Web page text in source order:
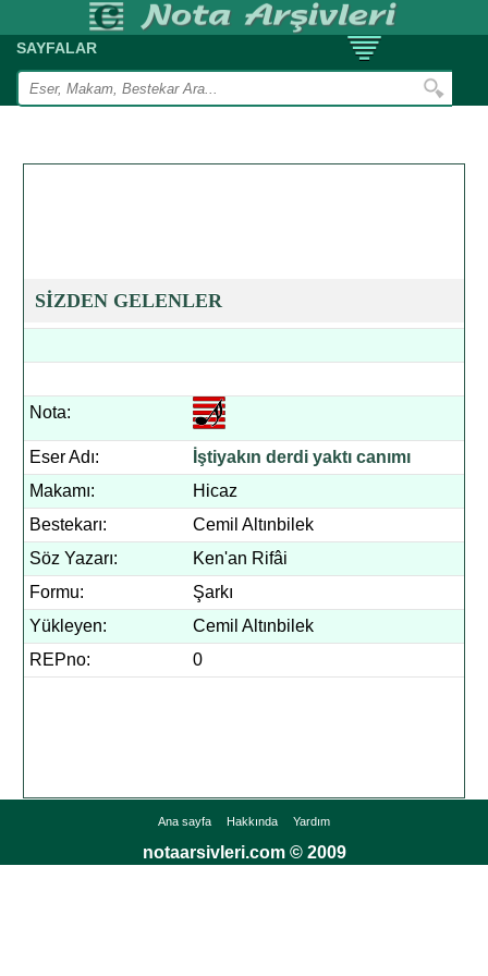
SAYFALAR
SİZDEN GELENLER
Nota:
Eser Adı:
İştiyakın derdi yaktı canımı
Makamı:
Hicaz
Bestekarı:
Cemil Altınbilek
Söz Yazarı:
Ken'an Rifâi
Formu:
Şarkı
Yükleyen:
Cemil Altınbilek
REPno:
0
Ana sayfa Hakkında Yardım
notaarsivleri.com © 2009